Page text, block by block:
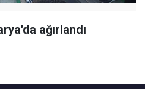
ağırlandı